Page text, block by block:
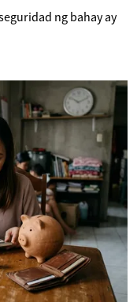
ng bahay ay